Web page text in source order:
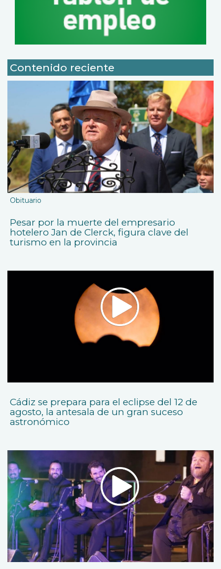
Contenido reciente
Obituario
Pesar por la muerte del empresario
hotelero Jan de Clerck, figura clave del
turismo en la provincia
Cádiz se prepara para el eclipse del 12 de
agosto, la antesala de un gran suceso
astronómico